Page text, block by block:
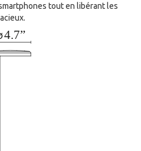
tout en libérant les